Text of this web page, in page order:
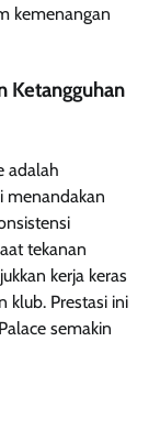
kemenangan
Ketangguhan
adalah
menandakan
tekanan
kerja keras
klub. Prestasi ini
semakin